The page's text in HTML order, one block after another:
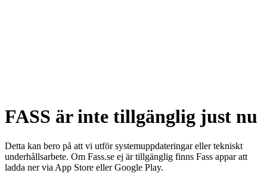
FASS är inte tillgänglig just nu
Detta kan bero på att vi utför systemuppdateringar eller tekniskt
underhållsarbete. Om Fass.se ej är tillgänglig finns Fass appar att
ladda ner via App Store eller Google Play.